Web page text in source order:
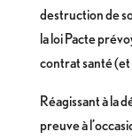
destruction de
la loi Pacte
contrat santé
Réagissant à la
preuve à